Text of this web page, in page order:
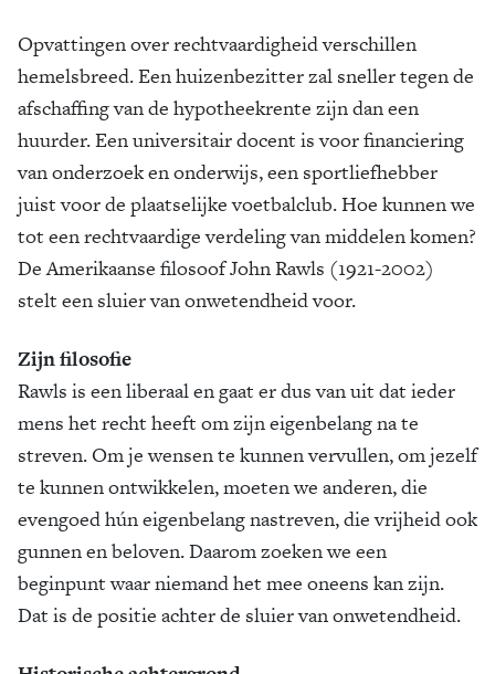
Opvattingen over rechtvaardigheid verschillen
hemelsbreed. Een huizenbezitter zal sneller tegen de
afschaffing van de hypotheekrente zijn dan een
huurder. Een universitair docent is voor financiering
van onderzoek en onderwijs, een sportliefhebber
juist voor de plaatselijke voetbalclub. Hoe kunnen we
tot een rechtvaardige verdeling van middelen komen?
De Amerikaanse filosoof John Rawls (1921-2002)
stelt een sluier van onwetendheid voor.
Zijn filosofie
Rawls is een liberaal en gaat er dus van uit dat ieder
mens het recht heeft om zijn eigenbelang na te
streven. Om je wensen te kunnen vervullen, om jezelf
te kunnen ontwikkelen, moeten we anderen, die
evengoed hún eigenbelang nastreven, die vrijheid ook
gunnen en beloven. Daarom zoeken we een
beginpunt waar niemand het mee oneens kan zijn.
Dat is de positie achter de sluier van onwetendheid.